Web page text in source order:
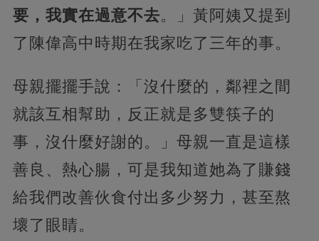
要，我實在過意不去。」黃阿姨又提到
了陳偉高中時期在我家吃了三年的事。
母親擺擺手說：「沒什麼的，鄰裡之間
就該互相幫助，反正就是多雙筷子的
事，沒什麼好謝的。」母親一直是這樣
善良、熱心腸，可是我知道她為了賺錢
給我們改善伙食付出多少努力，甚至熬
壞了眼睛。